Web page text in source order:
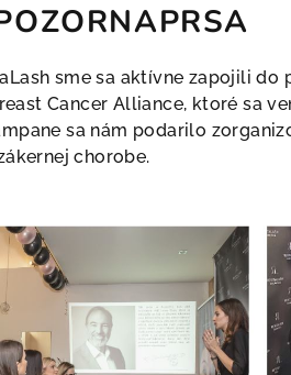
sme sa aktívne zapojili do
Cancer Alliance, ktoré sa
sa nám podarilo
chorobe.